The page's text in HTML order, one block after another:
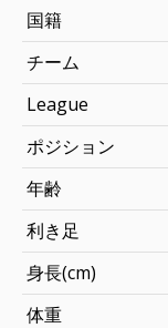
国籍
チーム
League
ポジション
年齢
利き足
身長(cm)
体重